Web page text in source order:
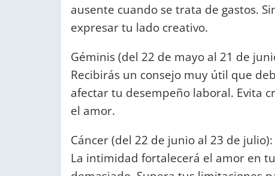
ausente cuando se trata de gastos.
expresar tu lado creativo.
Géminis (del 22 de mayo al 21 de
Recibirás un consejo muy útil que
afectar tu desempeño laboral. Evita
el amor.
Cáncer (del 22 de junio al 23 de julio):
La intimidad fortalecerá el amor en